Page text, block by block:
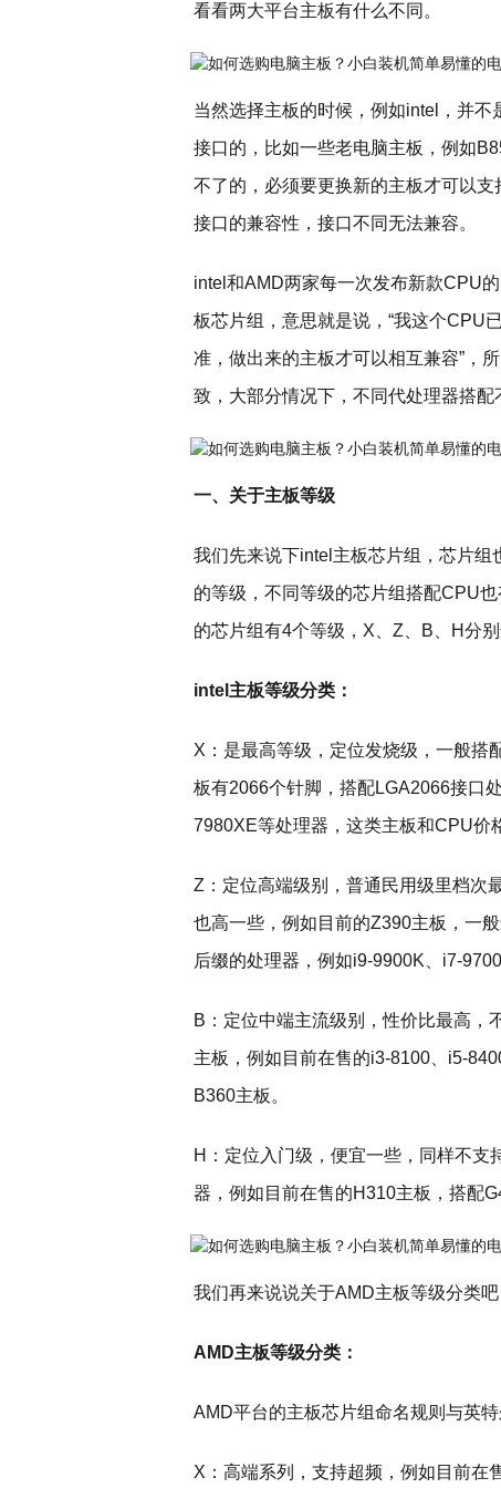
看看两大平台主板有什么不同。
当然选择主板的时候，例如intel，并
接口的，比如一些老电脑主板，例如
不了的，必须要更换新的主板才可以
接口的兼容性，接口不同无法兼容。
intel和AMD两家每一次发布新款CPU
板芯片组，意思就是说，“我这个CPU
准，做出来的主板才可以相互兼容”，
致，大部分情况下，不同代处理器搭配
一、关于主板等级
我们先来说下intel主板芯片组，芯片组
的等级，不同等级的芯片组搭配CPU
的芯片组有4个等级，X、Z、B、H分别
intel主板等级分类：
X：是最高等级，定位发烧级，一般搭
板有2066个针脚，搭配LGA2066接口
7980XE等处理器，这类主板和CPU价
Z：定位高端级别，普通民用级里档次
也高一些，例如目前的Z390主板，一
后缀的处理器，例如i9-9900K、i7-
B：定位中端主流级别，性价比最高，
主板，例如目前在售的i3-8100、i5-
B360主板。
H：定位入门级，便宜一些，同样不支
器，例如目前在售的H310主板，搭配
我们再来说说关于AMD主板等级分类吧
AMD主板等级分类：
AMD平台的主板芯片组命名规则与英
X：高端系列，支持超频，例如目前在